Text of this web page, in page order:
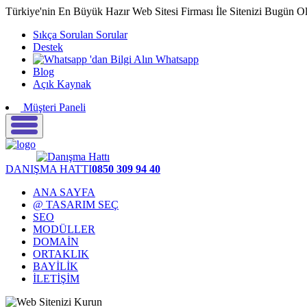
Türkiye'nin En Büyük Hazır Web Sitesi Firması İle Sitenizi Bugün
Sıkça Sorulan Sorular
Destek
Whatsapp
Blog
Açık Kaynak
Müşteri Paneli
DANIŞMA HATTI0850 309 94 40
ANA SAYFA
@ TASARIM SEÇ
SEO
MODÜLLER
DOMAİN
ORTAKLIK
BAYİLİK
İLETİŞİM